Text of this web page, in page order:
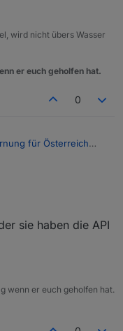
wird nicht übers Wasser
er euch geholfen hat.
0
für Österreich
;-)
nichts eingetragen
sie haben die API
wenn er euch geholfen hat.